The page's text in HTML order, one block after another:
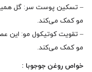
– تسکین پوست سر: گل
مو کمک می‌کند.
– تقویت کوتیکول مو: این
مو کمک می‌کند.
خواص روغن جوجوبا :